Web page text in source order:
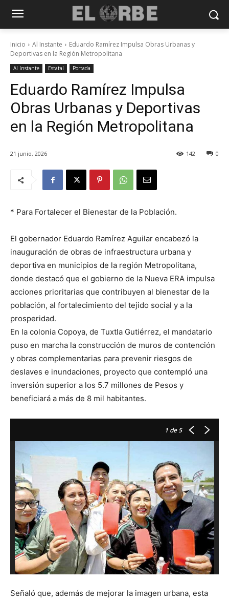
Inicio Al Instante
Eduardo Ramírez Impulsa Obras Urbanas y
Deportivas en la Región Metropolitana
Al Instante Estatal Portada
Eduardo Ramírez Impulsa
Obras Urbanas y Deportivas
en la Región Metropolitana
21 junio, 2026 0
142
* Para Fortalecer el Bienestar de la Población.
El gobernador Eduardo Ramírez Aguilar encabezó la
inauguración de obras de infraestructura urbana y
deportiva en municipios de la región Metropolitana,
donde destacó que el gobierno de la Nueva ERA impulsa
acciones prioritarias que contribuyen al bienestar de la
población, al fortalecimiento del tejido social y a la
prosperidad.
En la colonia Copoya, de Tuxtla Gutiérrez, el mandatario
puso en marcha la construcción de muros de contención
y obras complementarias para prevenir riesgos de
deslaves e inundaciones, proyecto que contempló una
inversión superior a los 5.7 millones de Pesos y
beneficiará a más de 8 mil habitantes.
1 de 5
Señaló que, además de mejorar la imagen urbana, esta